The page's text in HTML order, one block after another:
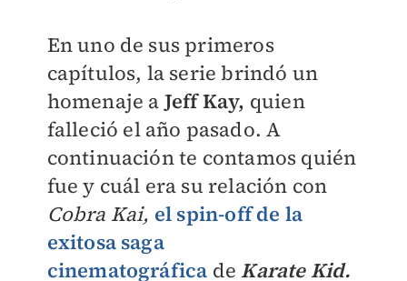
En uno de sus primeros
capítulos, la serie brindó un
homenaje a Jeff Kay, quien
falleció el año pasado. A
continuación te contamos quién
fue y cuál era su relación con
Cobra Kai, el spin-off de la
exitosa saga
cinematográfica de Karate Kid.